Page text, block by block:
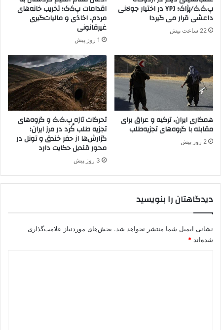
و
ا
ق
ا
ر
ک
ه
پ.ک.ک/پژاک؛ YPJ در اختیار جولانی
داعشی قرار می گیرد!
22 ساعت پیش
اقدامات پ‌ک‌ک؛ تخریب خانه‌های
مردم، اخاذی و مالیات‌گیری
غیرقانونی
1 روز پیش
همکاری ایران، ترکیه و عراق برای
مقابله با گروه‌های تجزیه‌طلب
2 روز پیش
تحرکات تازه پ.ک.ک و گروه‌های
تجزیه طلب کُرد در مرز ایران؛
گزارش‌ها از حفر خندق و تونل در
محور قندیل حکایت دارد
3 روز پیش
دیدگاهتان را بنویسید
نشانی ایمیل شما منتشر نخواهد شد. بخش‌های موردنیاز علامت‌گذاری
شده‌اند *